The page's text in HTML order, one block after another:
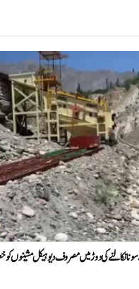
نکالنے کی دوڑ میں مصروف دیوہیکل مشینوں کو